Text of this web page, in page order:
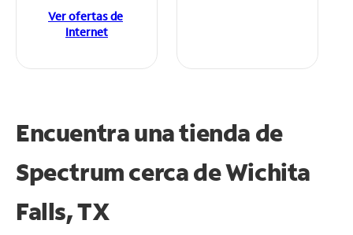
Ver ofertas de
Internet
Encuentra una tienda de
Spectrumcerca de Wichita
Falls, TX